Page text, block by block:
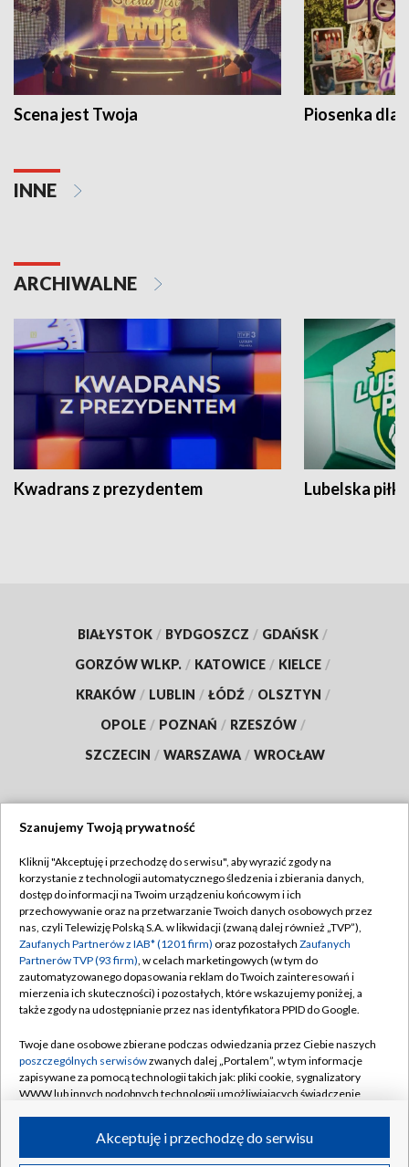
Scena jest Twoja Piosenka dla
INNE
ARCHIWALNE
Kwadrans z prezydentem Lubelska piłka
BIAŁYSTOK / BYDGOSZCZ / GDAŃSK /
GORZÓW WLKP. / KATOWICE / KIELCE /
KRAKÓW / LUBLIN / ŁÓDŹ / OLSZTYN /
OPOLE / POZNAŃ / RZESZÓW /
SZCZECIN / WARSZAWA / WROCŁAW
TVP
Abonament TVP
Emisja w TVP
Centrum informacji TVP
Naziemna Telewizja Cyfrowa
Rada Programowa
System NOS
Informacje o nadawcy
Program dla prasy
Regulamin TVP
Polityka prywatności
Moje zgody
Pomoc
Kontakt
Kanały
Szanujemy Twoją prywatność
Kliknij "Akceptuję i przechodzę do serwisu", aby wyrazić zgody na
korzystanie z technologii automatycznego śledzenia i zbierania danych,
dostęp do informacji na Twoim urządzeniu końcowym i ich
przechowywanie oraz na przetwarzanie Twoich danych osobowych przez
nas, czyli Telewizję Polską S.A. w likwidacji (zwaną dalej również „TVP”),
Zaufanych Partnerów z IAB* (1201 firm) oraz pozostałych Zaufanych
Partnerów TVP (93 firm), w celach marketingowych (w tym do
zautomatyzowanego dopasowania reklam do Twoich zainteresowań i
mierzenia ich skuteczności) i pozostałych, które wskazujemy poniżej, a
także zgody na udostępnianie przez nas identyfikatora PPID do Google.
Twoje dane osobowe zbierane podczas odwiedzania przez Ciebie naszych
poszczególnych serwisówzwanych dalej „Portalem”, w tym informacje
zapisywane za pomocą technologii takich jak: pliki cookie, sygnalizatory
WWW lub innych podobnych technologii umożliwiających świadczenie
ruchu w Internecie.Akceptuję i przechodzę do serwisu